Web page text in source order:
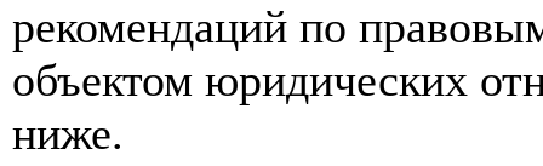
рекомендаций по
объектом юридических
ниже.